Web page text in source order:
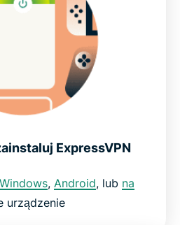
dostępem do swoich
podczas gry
zadowoleni
ExpressVPN
Windows, Android, lub na
urządzenie